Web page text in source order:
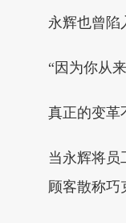
永辉也曾陷
“因为你从
真正的变革
当永辉将
顾客散称巧